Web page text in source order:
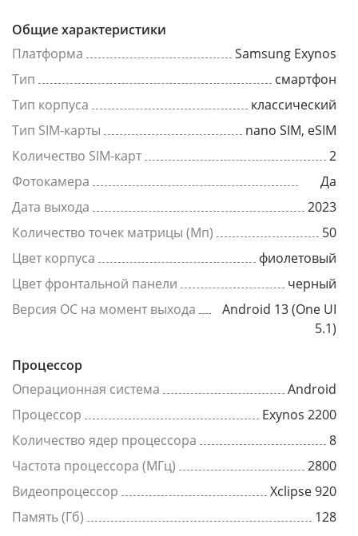
Общие характеристики
Платформа
Samsung Exynos
Тип
смартфон
Тип корпуса
классический
Тип SIM-карты
nano SIM, eSIM
Количество SIM-карт
2
Фотокамера
Да
Дата выхода
2023
Количество точек матрицы (Мп)
50
Цвет корпуса
фиолетовый
Цвет фронтальной панели
черный
Версия ОС на момент выхода
Android 13 (One UI
5.1)
Процессор
Операционная система
Android
Процессор
Exynos 2200
Количество ядер процессора
8
Частота процессора (МГц)
2800
Видеопроцессор
Xclipse 920
Память (Гб)
128